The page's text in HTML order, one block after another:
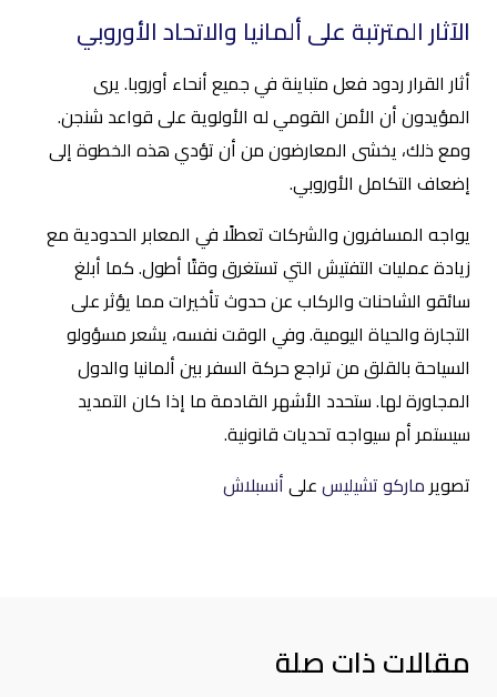
الآثار المترتبة على ألمانيا والاتحاد الأوروبي
أثار القرار ردود فعل متباينة في جميع أنحاء أوروبا. يرى
المؤيدون أن الأمن القومي له الأولوية على قواعد شنجن.
ومع ذلك، يخشى المعارضون من أن تؤدي هذه الخطوة إلى
إضعاف التكامل الأوروبي.
يواجه المسافرون والشركات تعطلًا في المعابر الحدودية مع
زيادة عمليات التفتيش التي تستغرق وقتًا أطول. كما أبلغ
سائقو الشاحنات والركاب عن حدوث تأخيرات مما يؤثر على
التجارة والحياة اليومية. وفي الوقت نفسه، يشعر مسؤولو
السياحة بالقلق من تراجع حركة السفر بين ألمانيا والدول
المجاورة لها. ستحدد الأشهر القادمة ما إذا كان التمديد
سيستمر أم سيواجه تحديات قانونية.
تصويرماركو تشيليسعلىأنسبلاش
مقالات ذات صلة